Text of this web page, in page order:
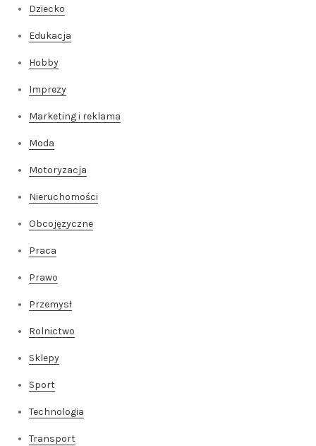
Dziecko
Edukacja
Hobby
Imprezy
Marketing i reklama
Moda
Motoryzacja
Nieruchomości
Obcojęzyczne
Praca
Prawo
Przemysł
Rolnictwo
Sklepy
Sport
Technologia
Transport